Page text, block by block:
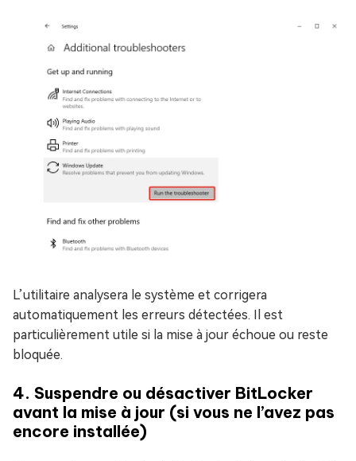
L’utilitaire analysera le système et corrigera
automatiquement les erreurs détectées. Il est
particulièrement utile si la mise à jour échoue ou reste
bloquée.
4. Suspendre ou désactiver BitLocker
avant la mise à jour (si vous ne l’avez pas
encore installée)